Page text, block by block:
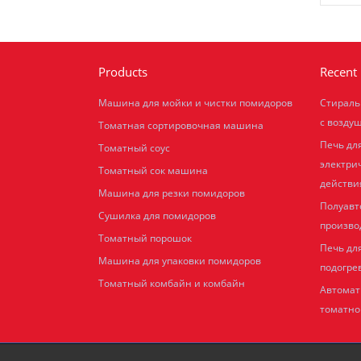
Products
Машина для мойки и чистки помидоров
Томатная сортировочная машина
Томатный соус
Томатный сок машина
Машина для резки помидоров
Сушилка для помидоров
Томатный порошок
Машина для упаковки помидоров
Томатный комбайн и комбайн
Recent
с
Печь
Печь